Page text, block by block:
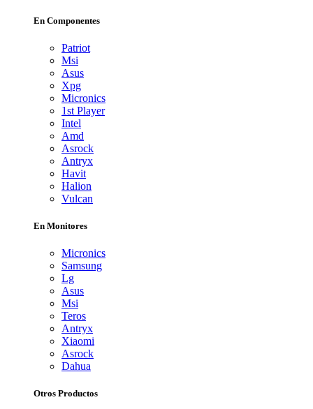
En Componentes
Patriot
Msi
Asus
Xpg
Micronics
1st Player
Intel
Amd
Asrock
Antryx
Havit
Halion
Vulcan
En Monitores
Micronics
Samsung
Lg
Asus
Msi
Teros
Antryx
Xiaomi
Asrock
Dahua
Otros Productos